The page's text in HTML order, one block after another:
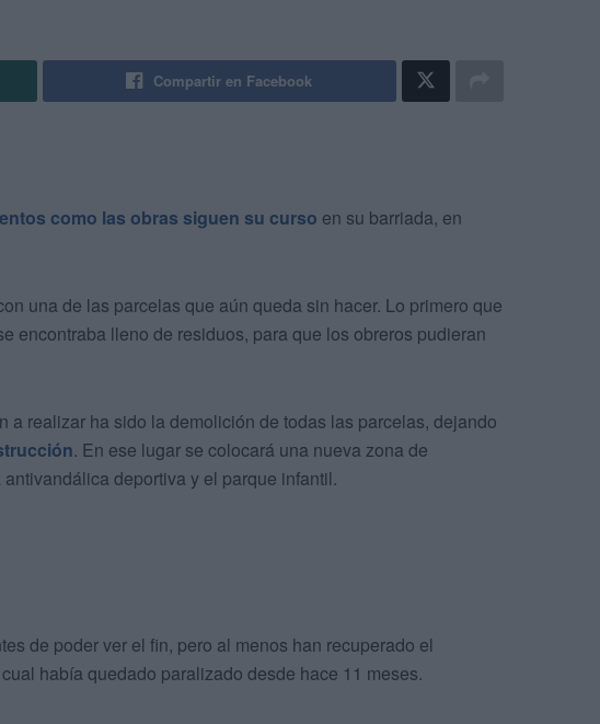
Compartir en Facebook
como las obras siguen su curso en su barriada, en
una de las parcelas que aún queda sin hacer. Lo primero que
encontraba lleno de residuos, para que los obreros pudieran
a realizar ha sido la demolición de todas las parcelas, dejando
. En ese lugar se colocará una nueva zona de
deportiva y el parque infantil.
de poder ver el fin, pero al menos han recuperado el
había quedado paralizado desde hace 11 meses.